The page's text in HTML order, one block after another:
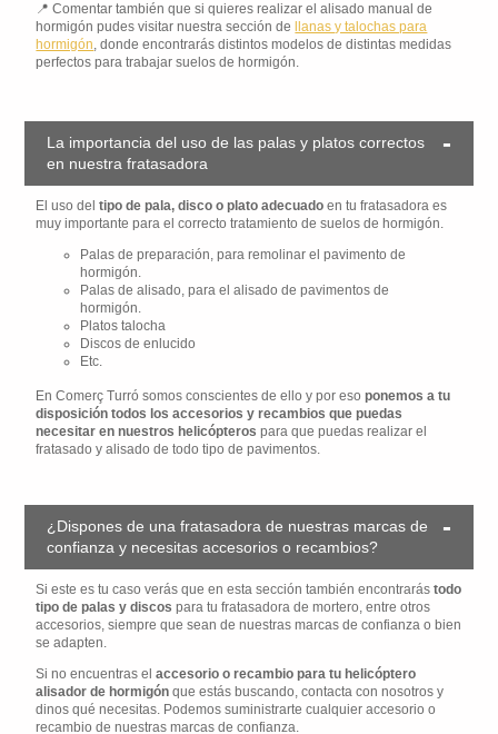
Comentar también que si quieres realizar el alisado manual de
hormigón pudes visitar nuestra sección de
llanas y talochas para
hormigón, donde encontrarás distintos modelos de distintas medidas
perfectos para trabajar suelos de hormigón.
La importancia del uso de las palas y platos correctos
en nuestra fratasadora
El uso deltipo de pala, disco o plato adecuado en tu fratasadora es
muy importante para el correcto tratamiento de suelos de hormigón.
Palas de preparación, para remolinar el pavimento de
hormigón.
Palas de alisado, para el alisado de pavimentos de
hormigón.
Platos talocha
Discos de enlucido
Etc.
En Comerç Turró somos conscientes de ello y por esoponemos a tu
disposición todos los accesorios y recambios que puedas
necesitar en nuestros helicópteros para que puedas realizar el
fratasado y alisado de todo tipo de pavimentos.
¿Dispones de una fratasadora de nuestras marcas de
confianza y necesitas accesorios o recambios?
Si este es tu caso verás que en esta sección también encontrarástodo
tipo de palas y discos para tu fratasadora de mortero, entre otros
accesorios, siempre que sean de nuestras marcas de confianza o bien
se adapten.
Si no encuentras elaccesorio o recambio para tu helicóptero
alisador de hormigónque estás buscando, contacta con nosotros y
dinos qué necesitas. Podemos suministrarte cualquier accesorio o
recambio de nuestras marcas de confianza.